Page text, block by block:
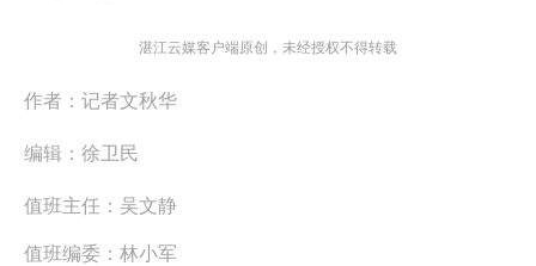
湛江云媒客户端原创，未经授权不得转载
作者： 记者文秋华
编辑： 徐卫民
值班主任： 吴文静
值班编委： 林小军